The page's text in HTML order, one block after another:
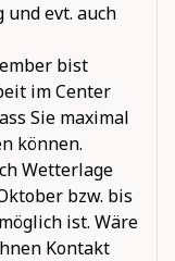
und evt. auch
bist
im Center
Sie maximal
können.
Wetterlage
bzw. bis
ist. Wäre
Kontakt